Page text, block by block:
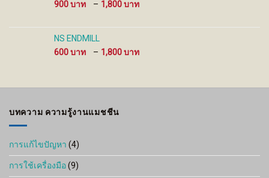
900
– 1,800
900 ฿
NS ENDMILL
600
– 1,800
through
บทความ ความรู้งานแมชชีน
การแก้ไขปัญหา(4)
การใช้เครื่องมือ(9)